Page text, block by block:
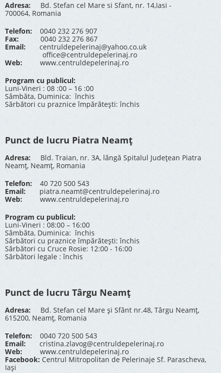
Adresa: Bd. Stefan cel Mare si Sfant, nr. 14,Iasi -
700064, Romania
Telefon: 0040 232 276 907
Fax: 0040 232 276 867
Email:
centruldepelerinaj@yahoo.co.uk
office@centruldepelerinaj.ro
Web:
www.centruldepelerinaj.ro
Program cu publicul:
Luni-Vineri : 08 :00 – 16 :00
Sâmbăta, Duminica: închis
Sărbători cu praznice împărătești: închis
Punct de lucru Piatra Neamț
Adresa: Bld. Traian, nr. 3A, lângă Spitalul Județean Piatra
Neamț, Neamț, Romania
Telefon:40 720 500 543
Email:
piatra.neamt@centruldepelerinaj.ro
Web:
www.centruldepelerinaj.ro
Program cu publicul:
Luni-Vineri : 08:00 – 16:00
Sâmbăta, Duminica: închis
Sărbători cu praznice împărătești: închis
Sărbători cu Cruce Rosie: 12:00 - 16:00
Sărbători legale : închis
Punct de lucru Târgu Neamț
Adresa: Bd. Stefan cel Mare și Sfânt nr.48, Târgu Neamț,
615200, Neamț, Romania
Telefon: 0040 720 500 543
Email:
cristina.zlavog@centruldepelerinaj.ro
Web:
www.centruldepelerinaj.ro
Facebook: Centrul Mitropolitan de Pelerinaje Sf. Parascheva,
Iași